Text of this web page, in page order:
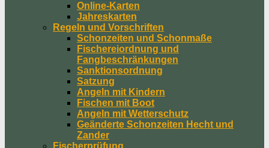
Online-Karten
Jahreskarten
Regeln und Vorschriften
Schonzeiten und Schonmaße
Fischereiordnung und
Fangbeschränkungen
Sanktionsordnung
Satzung
Angeln mit Kindern
Fischen mit Boot
Angeln mit Wetterschutz
Geänderte Schonzeiten Hecht und
Zander
Fischerprüfung